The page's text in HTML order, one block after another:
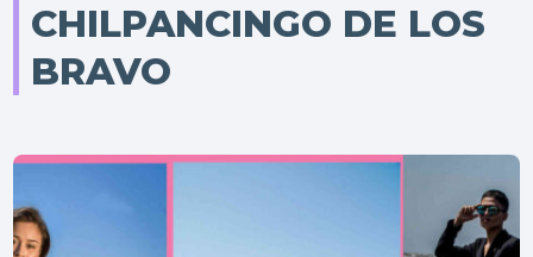
CHILPANCINGO DE LOS
BRAVO